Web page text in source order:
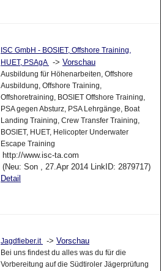
ISC GmbH - BOSIET, Offshore Training,
HUET, PSAgA -> Vorschau
Ausbildung für Höhenarbeiten, Offshore
Ausbildung, Offshore Training,
Offshoretraining, BOSIET Offshore Training,
PSA gegen Absturz, PSA Lehrgänge, Boat
Landing Training, Crew Transfer Training,
BOSIET, HUET, Helicopter Underwater
Escape Training
http://www.isc-ta.com
(Neu: Son , 27.Apr 2014 LinkID: 2879717)
Detail
Jagdfieber.it -> Vorschau
Bei uns findest du alles was du für die
Vorbereitung auf die Südtiroler Jägerprüfung